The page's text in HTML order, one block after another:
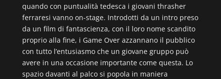
quando con puntualità tedesca i giovani thrasher
ferraresi vanno on-stage. Introdotti da un intro preso
da un film di fantascienza, con il loro nome scandito
proprio alla fine, i Game Over azzannano il pubblico
con tutto l’entusiasmo che un giovane gruppo può
avere in una occasione importante come questa. Lo
spazio davanti al palco si popola in maniera